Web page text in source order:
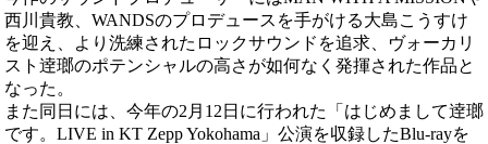
西川貴教、WANDSのプロデュースを手がける大島こうすけ
を迎え、より洗練されたロックサウンドを追求、ヴォーカリ
スト逹瑯のポテンシャルの高さが如何なく発揮された作品と
なった。
また同日には、今年の2月12日に行われた「はじめまして逹瑯
です。LIVE in KT Zepp Yokohama」公演を収録したBlu-rayを